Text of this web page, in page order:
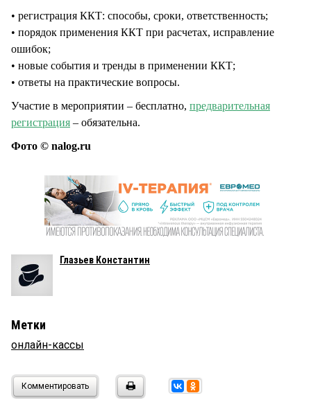
• регистрация ККТ: способы, сроки, ответственность;
• порядок применения ККТ при расчетах, исправление
ошибок;
• новые события и тренды в применении ККТ;
• ответы на практические вопросы.
Участие в мероприятии – бесплатно, предварительная
регистрация – обязательна.
Фото © nalog.ru
Глазьев Константин
Метки
онлайн-кассы
Комментировать